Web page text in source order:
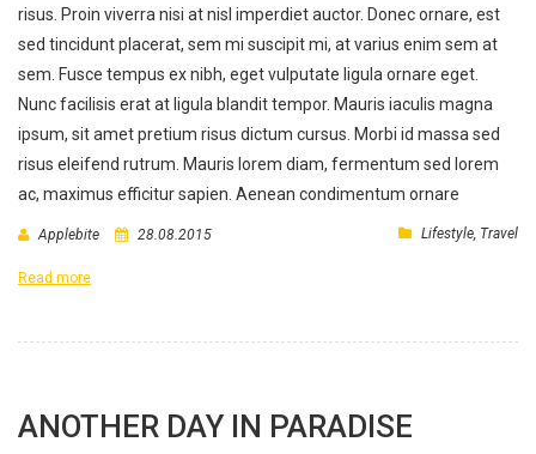
risus. Proin viverra nisi at nisl imperdiet auctor. Donec ornare, est
sed tincidunt placerat, sem mi suscipit mi, at varius enim sem at
sem. Fusce tempus ex nibh, eget vulputate ligula ornare eget.
Nunc facilisis erat at ligula blandit tempor. Mauris iaculis magna
ipsum, sit amet pretium risus dictum cursus. Morbi id massa sed
risus eleifend rutrum. Mauris lorem diam, fermentum sed lorem
ac, maximus efficitur sapien. Aenean condimentum ornare
Applebite 28.08.2015 Lifestyle Travel
Read more
ANOTHER DAY IN PARADISE